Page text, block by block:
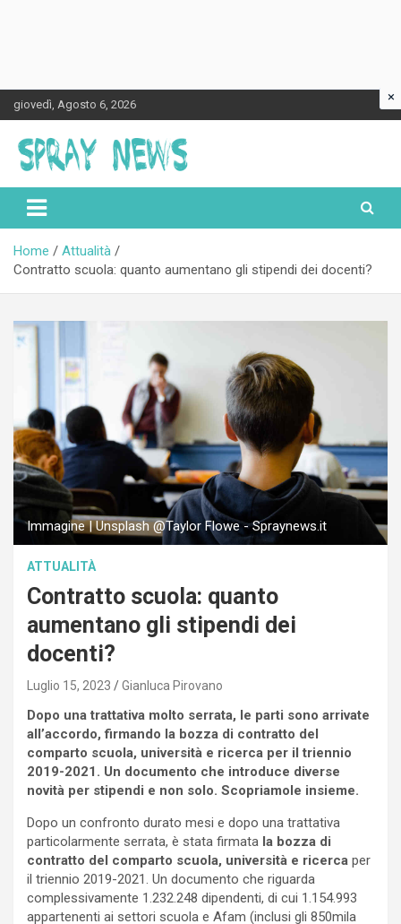
Skip
to
content
giovedì, Agosto 6, 2026
Spraynews.it
Home
Attualità
Contratto scuola: quanto aumentano gli stipendi dei docenti?
Immagine | Unsplash @Taylor Flowe - Spraynews.it
ATTUALITÀ
Contratto scuola: quanto
aumentano gli stipendi dei
docenti?
Luglio 15, 2023 Gianluca Pirovano
Dopo una trattativa molto serrata, le parti sono arrivate
all’accordo, firmando la bozza di contratto del
comparto scuola, università e ricerca per il triennio
2019-2021. Un documento che introduce diverse
novità per stipendi e non solo. Scopriamole insieme.
Dopo un confronto durato mesi e dopo una trattativa
particolarmente serrata, è stata firmata la bozza di
contratto del comparto scuola, università e ricerca per
il triennio 2019-2021. Un documento che riguarda
complessivamente 1.232.248 dipendenti, di cui 1.154.993
appartenenti ai settori scuola e Afam (inclusi gli 850mila
×